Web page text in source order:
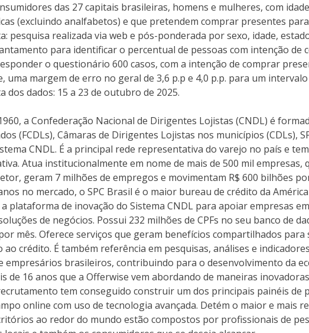
das 27 capitais brasileiras, homens e mulheres, com
(excluindo analfabetos) e que pretendem comprar presentes
pesquisa realizada via web e pós-ponderada por sexo, idade,
para identificar o percentual de pessoas com intenção de
o questionário 600 casos, com a intenção de comprar
uma margem de erro no geral de 3,6 p.p e 4,0 p.p. para um intervalo
dos dados: 15 a 23 de outubro de 2025.
a Confederação Nacional de Dirigentes Lojistas (CNDL) é
(FCDLs), Câmaras de Dirigentes Lojistas nos municípios (CDLs),
CNDL. É a principal rede representativa do varejo no país e
Atua institucionalmente em nome de mais de 500 mil empresas,
geram 7 milhões de empregos e movimentam R$ 600 bilhões
no mercado, o SPC Brasil é o maior bureau de crédito da
a plataforma de inovação do Sistema CNDL para apoiar empresas
de negócios. Possui 232 milhões de CPFs no seu banco de
mês. Oferece serviços que geram benefícios compartilhados para
ao crédito. É também referência em pesquisas, análises e
empresários brasileiros, contribuindo para o desenvolvimento da
de 16 anos que a Offerwise vem abordando de maneiras
tem conseguido construir um dos principais painéis de
online com uso de tecnologia avançada. Detém o maior e mais
ao redor do mundo estão compostos por profissionais de